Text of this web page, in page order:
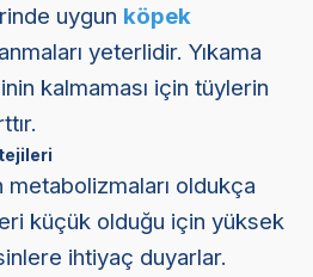
uygun köpek
yeterlidir. Yıkama
kalmaması için tüylerin
metabolizmaları oldukça
küçük olduğu için yüksek
ihtiyaç duyarlar.